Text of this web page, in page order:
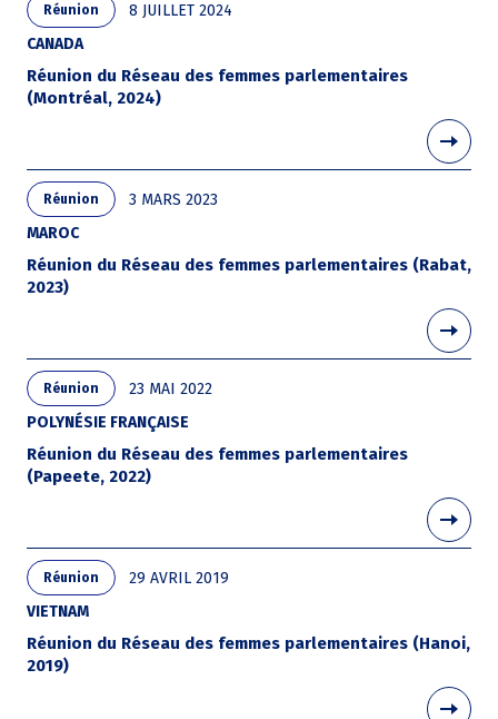
Réunion
8 JUILLET 2024
CANADA
Réunion du Réseau des femmes parlementaires
(Montréal, 2024)
Réunion
3 MARS 2023
MAROC
Réunion du Réseau des femmes parlementaires (Rabat,
2023)
Réunion
23 MAI 2022
POLYNÉSIE FRANÇAISE
Réunion du Réseau des femmes parlementaires
(Papeete, 2022)
Réunion
29 AVRIL 2019
VIETNAM
Réunion du Réseau des femmes parlementaires (Hanoi,
2019)